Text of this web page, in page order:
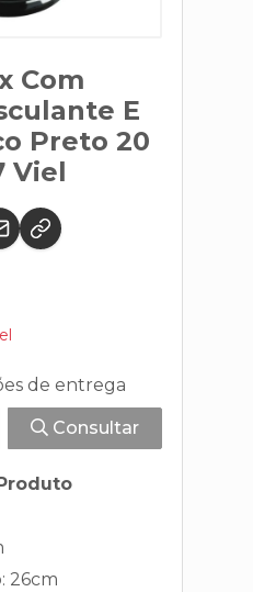
Com
E
Preto 20
Viel
de entrega
Consultar
26cm